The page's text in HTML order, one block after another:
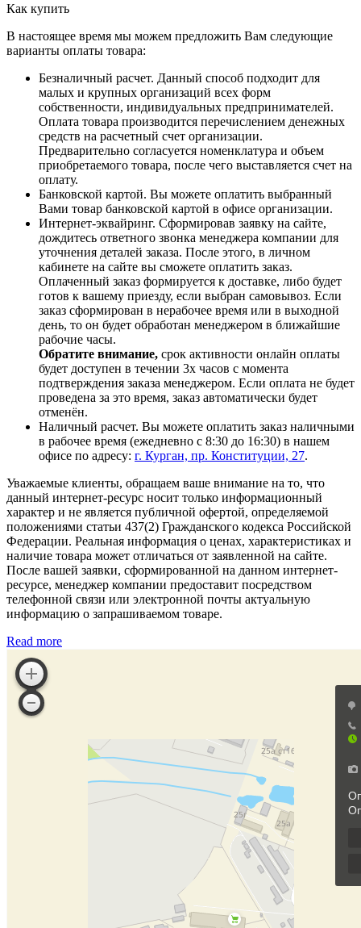
Как купить
В настоящее время мы можем предложить Вам следующие
варианты оплаты товара:
Безналичный расчет. Данный способ подходит для
малых и крупных организаций всех форм
собственности, индивидуальных предпринимателей.
Оплата товара производится перечислением денежных
средств на расчетный счет организации.
Предварительно согласуется номенклатура и объем
приобретаемого товара, после чего выставляется счет на
оплату.
Банковской картой. Вы можете оплатить выбранный
Вами товар банковской картой в офисе организации.
Интернет-эквайринг. Сформировав заявку на сайте,
дождитесь ответного звонка менеджера компании для
уточнения деталей заказа. После этого, в личном
кабинете на сайте вы сможете оплатить заказ.
Оплаченный заказ формируется к доставке, либо будет
готов к вашему приезду, если выбран самовывоз. Если
заказ сформирован в нерабочее время или в выходной
день, то он будет обработан менеджером в ближайшие
рабочие часы.
Обратите внимание, срок активности онлайн оплаты
будет доступен в течении 3х часов с момента
подтверждения заказа менеджером. Если оплата не будет
проведена за это время, заказ автоматически будет
отменён.
Наличный расчет. Вы можете оплатить заказ наличными
в рабочее время (ежедневно с 8:30 до 16:30) в нашем
офисе по адресу: г. Курган, пр. Конституции, 27.
Уважаемые клиенты, обращаем ваше внимание на то, что
данный интернет-ресурс носит только информационный
характер и не является публичной офертой, определяемой
положениями статьи 437(2) Гражданского кодекса Российской
Федерации. Реальная информация о ценах, характеристиках и
наличие товара может отличаться от заявленной на сайте.
После вашей заявки, сформированной на данном интернет-
ресурсе, менеджер компании предоставит посредством
телефонной связи или электронной почты актуальную
информацию о запрашиваемом товаре.
Read more